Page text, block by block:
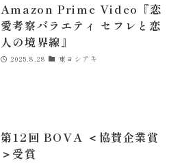
Amazon Prime Video『恋
愛考察バラエティ セフレと恋
人の境界線』
2025.8.28 東ヨシアキ
第12回 BOVA ＜協賛企業賞
＞受賞